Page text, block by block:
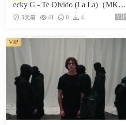
ecky G - Te Olvido (La La)（MKV-
327M）
5天前 41 0 4 VIP
VIP